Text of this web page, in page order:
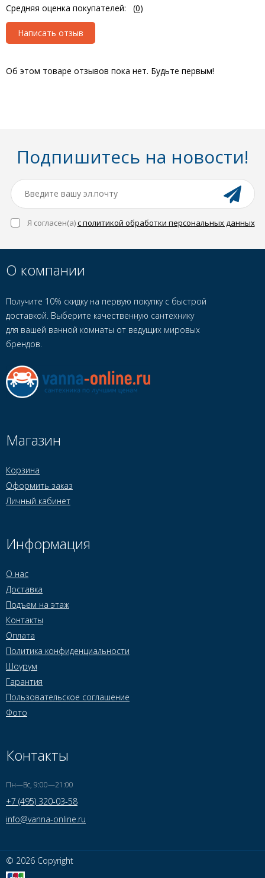
Средняя оценка покупателей: (0)
Написать отзыв
Об этом товаре отзывов пока нет. Будьте первым!
Подпишитесь на новости!
Я согласен(a)с политикой обработки персональных данных
О компании
Получите 10% скидку на первую покупку с быстрой
доставкой. Выберите качественную сантехнику
для вашей ванной комнаты от ведущих мировых
брендов.
Магазин
Корзина
Оформить заказ
Личный кабинет
Информация
О нас
Доставка
Подъем на этаж
Контакты
Оплата
Политика конфиденциальности
Шоурум
Гарантия
Пользовательское соглашение
Фото
Контакты
Пн—Вс, 9:00—21:00
+7 (495) 320-03-58
info@vanna-online.ru
© 2026 Copyright